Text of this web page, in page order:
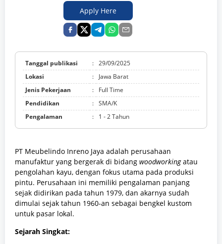
Apply Here
Tanggal publikasi : 29/09/2025
Lokasi
:
Jawa Barat
Jenis Pekerjaan
:
Full Time
Pendidikan
: SMA/K
Pengalaman
: 1 - 2 Tahun
PT Meubelindo Inreno Jaya adalah perusahaan
manufaktur yang bergerak di bidang woodworkingatau
pengolahan kayu, dengan fokus utama pada produksi
pintu. Perusahaan ini memiliki pengalaman panjang
sejak didirikan pada tahun 1979, dan akarnya sudah
dimulai sejak tahun 1960-an sebagai bengkel kustom
untuk pasar lokal.
Sejarah Singkat: